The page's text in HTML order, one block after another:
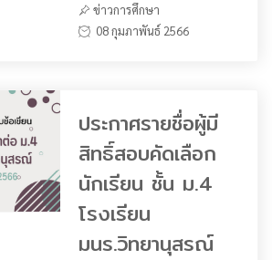
ข่าวการศึกษา
08 กุมภาพันธ์ 2566
ประกาศรายชื่อผู้มี
สิทธิ์สอบคัดเลือก
นักเรียน ชั้น ม.4
โรงเรียน
มนร.วิทยานุสรณ์